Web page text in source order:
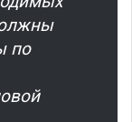
по